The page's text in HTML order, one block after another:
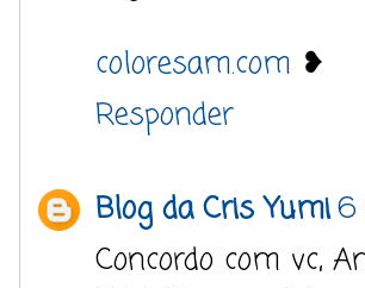
coloresam.com ❥
Responder
Blog da Cris Yumi6
Concordo com vc,